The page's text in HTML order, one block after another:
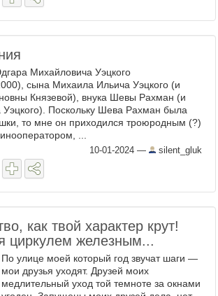
Михайловича Уэцкого
сына Михаила Ильича Уэцкого (и
Князевой), внука Шевы Рахман (и
Уэцкого). Поскольку Шева Рахман была
то мне он приходился троюродным (?)
...
10-01-2024 — silent_gluk
как твой характер крут!
циркулем железным...
По улице моей который год звучат шаги —
мои друзья уходят. Друзей моих
медлительный уход той темноте за окнами